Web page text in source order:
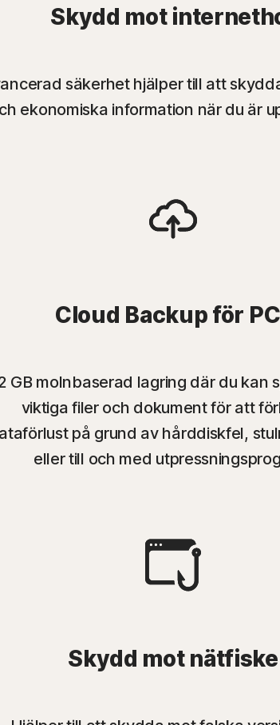
Skydd mot
säkerhet hjälper till att
ekonomiska information när du är
Cloud Backup för PC
GB molnbaserad lagring där du kan
viktiga filer och dokument för att
på grund av hårddiskfel,
eller till och med
Skydd mot nätfiske